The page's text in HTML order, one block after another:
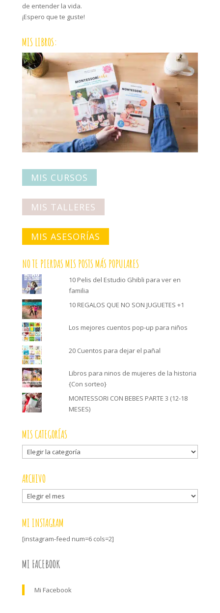
de entender la vida.
¡Espero que te guste!
MIS LIBROS:
MIS CURSOS
MIS TALLERES
MIS ASESORÍAS
NO TE PIERDAS MIS POSTS MÁS POPULARES
10 Pelis del Estudio Ghibli para ver en
familia
10 REGALOS QUE NO SON JUGUETES +1
Los mejores cuentos pop-up para niños
20 Cuentos para dejar el pañal
Libros para ninos de mujeres de la historia
{Con sorteo}
MONTESSORI CON BEBES PARTE 3 (12-18
MESES)
MIS CATEGORÍAS
Mis
categorías
ARCHIVO
Archivo
MI INSTAGRAM
[instagram-feed num=6 cols=2]
MI FACEBOOK
Mi Facebook